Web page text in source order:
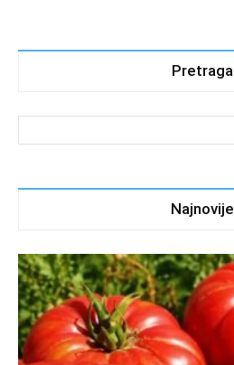
Pretraga
Najnovije